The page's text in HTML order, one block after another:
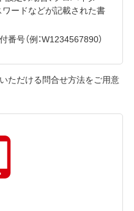
ードなどが記載された書
号（例：W1234567890）
ただける問合せ方法をご用意